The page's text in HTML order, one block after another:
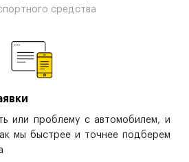
средства
или проблему с автомобилем, и
мы быстрее и точнее подберем